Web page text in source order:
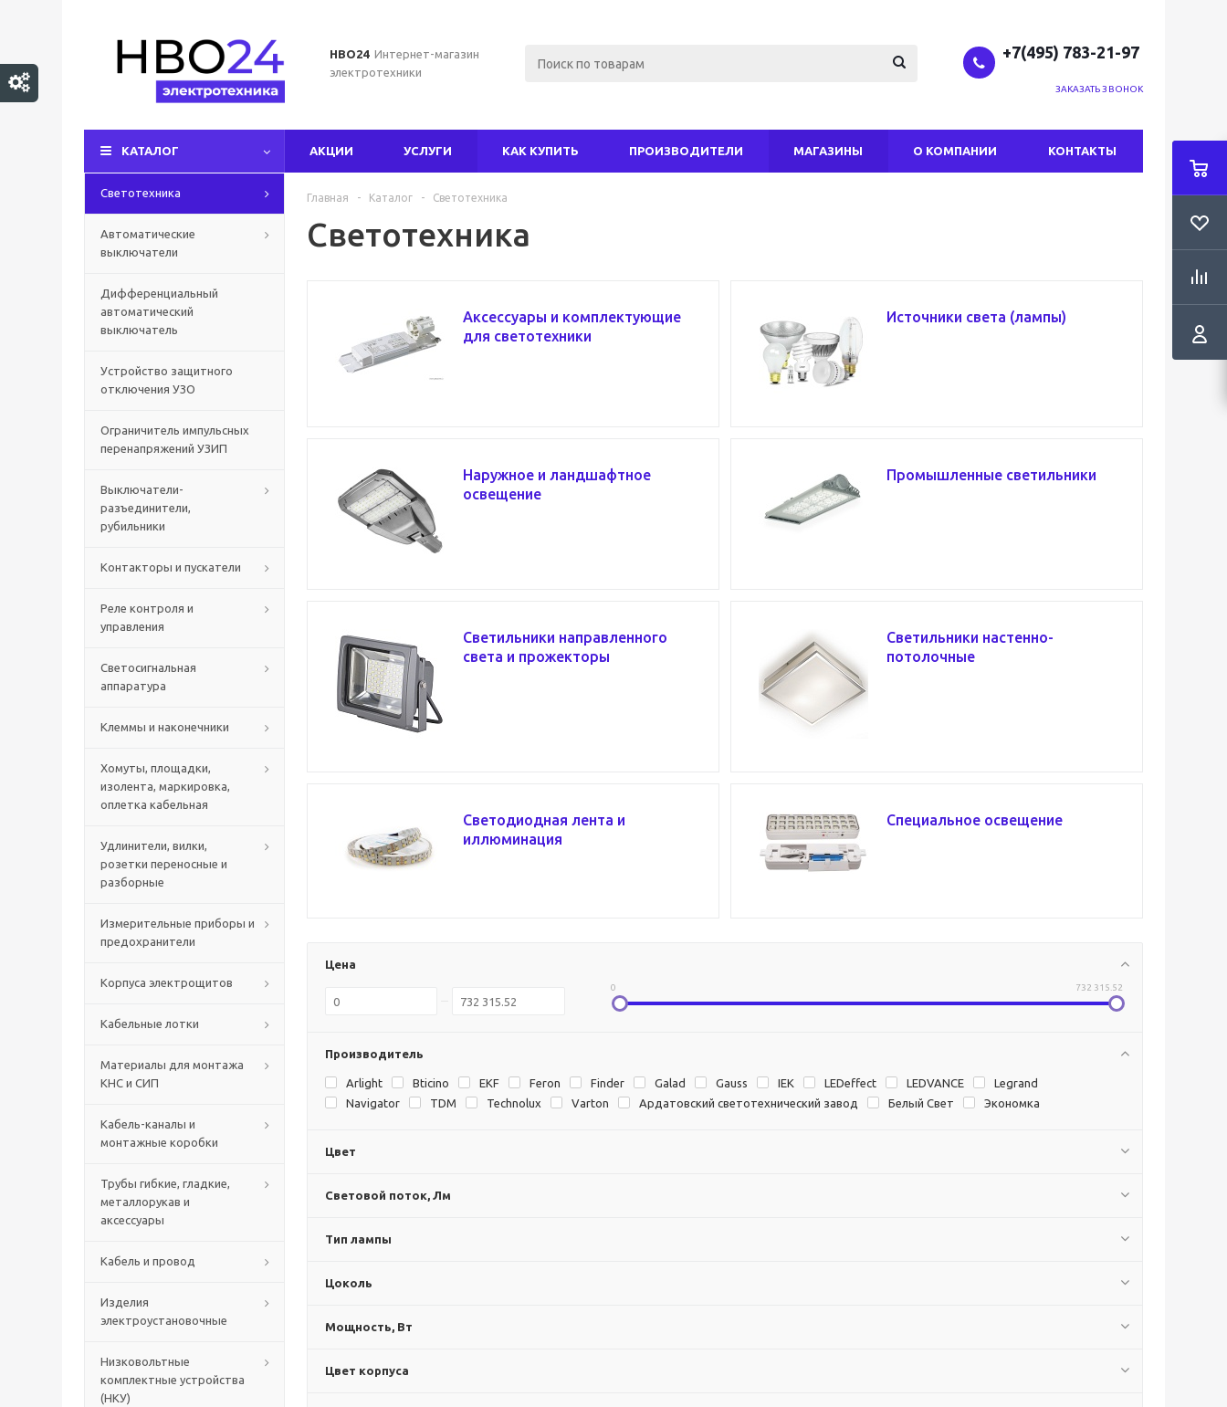
НВО24 Интернет-магазин
электротехники
+7(495) 783-21-97
ЗАКАЗАТЬ ЗВОНОК
КАТАЛОГ АКЦИИ УСЛУГИ КАК КУПИТЬ ПРОИЗВОДИТЕЛИ МАГАЗИНЫ О КОМПАНИИ КОНТАКТЫ
Светотехника
Автоматические
выключатели
Дифференциальный
автоматический
выключатель
Устройство защитного
отключения УЗО
Ограничитель импульсных
перенапряжений УЗИП
Выключатели-
разъединители,
рубильники
Контакторы и пускатели
Реле контроля и
управления
Светосигнальная
аппаратура
Клеммы и наконечники
Хомуты, площадки,
изолента, маркировка,
оплетка кабельная
Удлинители, вилки,
розетки переносные и
разборные
Измерительные приборы и
предохранители
Корпуса электрощитов
Кабельные лотки
Материалы для монтажа
КНС и СИП
Кабель-каналы и
монтажные коробки
Трубы гибкие, гладкие,
металлорукав и
аксессуары
Кабель и провод
Изделия
электроустановочные
Низковольтные
комплектные устройства
(НКУ)
Главная - Каталог - Светотехника
Светотехника
Аксессуары и комплектующие
для светотехники
Источники света (лампы)
Наружное и ландшафтное
освещение
Промышленные светильники
Светильники направленного
света и прожекторы
Светильники настенно-
потолочные
Светодиодная лента и
иллюминация
Специальное освещение
Цена
0 732 315.52
Производитель
Arlight Bticino EKF Feron Finder Galad Gauss IEK LEDeffect LEDVANCE
Legrand
Navigator
TDM Technolux Varton Ардатовский светотехнический завод Белый Свет Экономка
Цвет
Световой поток, Лм
Тип лампы
Цоколь
Мощность, Вт
Цвет корпуса